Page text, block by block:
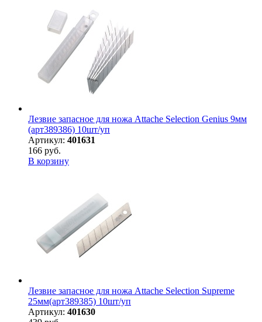
Лезвие запасное для ножа Attache Selection Genius 9мм
(арт389386) 10шт/уп
Артикул: 401631
166 руб.
В корзину
Лезвие запасное для ножа Attache Selection Supreme
25мм(арт389385) 10шт/уп
Артикул: 401630